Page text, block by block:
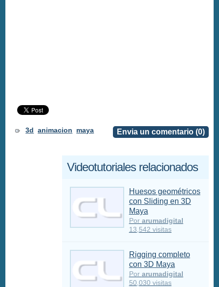
Envia un comentario (0)
3d animacion maya
Videotutoriales relacionados
Huesos geométricos
con Sliding en 3D
Maya
Por arumadigital
13,542 visitas
Rigging completo
con 3D Maya
Por arumadigital
50,030 visitas